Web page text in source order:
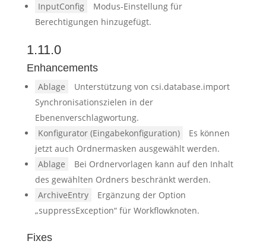
InputConfig
Modus-Einstellung für
Berechtigungen hinzugefügt.
1.11.0
Enhancements
Ablage
Unterstützung von csi.database.import
Synchronisationszielen in der
Ebenenverschlagwortung.
Konfigurator (Eingabekonfiguration)
Es können
jetzt auch Ordnermasken ausgewählt werden.
Ablage
Bei Ordnervorlagen kann auf den Inhalt
des gewählten Ordners beschränkt werden.
ArchiveEntry
Ergänzung der Option
„suppressException“ für Workflowknoten.
Fixes